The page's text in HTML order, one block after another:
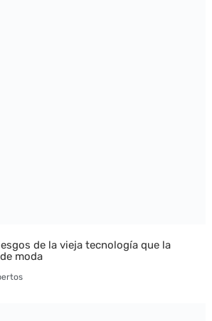
de la vieja tecnología que la
moda